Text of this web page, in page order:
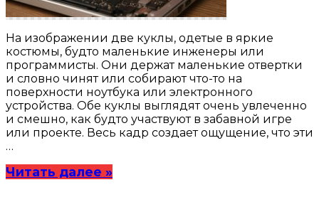
На изображении две куклы, одетые в яркие
костюмы, будто маленькие инженеры или
программисты. Они держат маленькие отвертки
и словно чинят или собирают что-то на
поверхности ноутбука или электронного
устройства. Обе куклы выглядят очень увлеченно
и смешно, как будто участвуют в забавной игре
или проекте. Весь кадр создает ощущение, что эти
…
Читать далее »